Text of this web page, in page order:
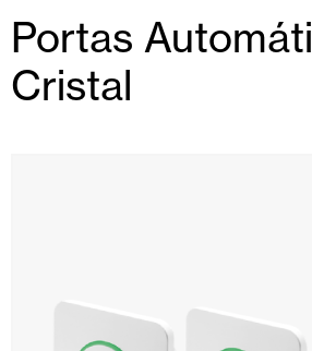
Portas
Cristal